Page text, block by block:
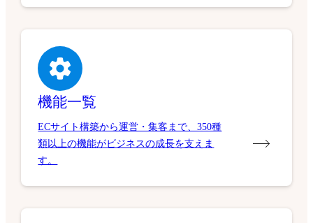
機能一覧
ECサイト構築から運営・集客まで、350種
類以上の機能がビジネスの成長を支えま
す。